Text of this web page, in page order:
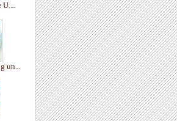
U....
un...